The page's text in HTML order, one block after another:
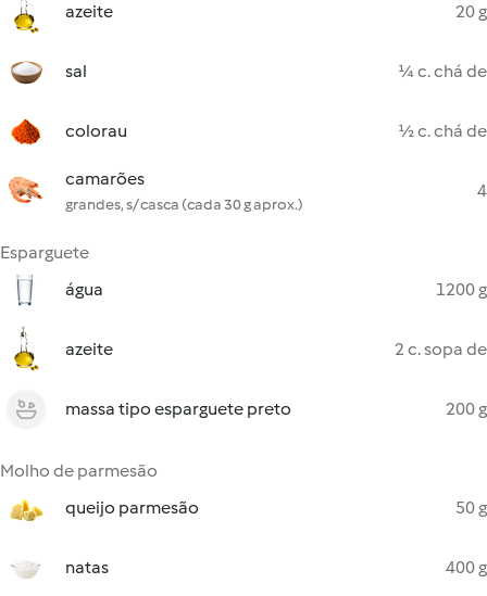
azeite 20 g
sal ¼ c. chá de
colorau ½ c. chá de
camarões
grandes, s/ casca (cada 30 g aprox.)
4
Esparguete
água
1200 g
azeite 2 c. sopa de
massa tipo esparguete preto 200 g
Molho de parmesão
queijo parmesão
50 g
natas 400 g